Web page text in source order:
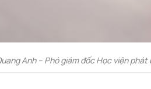
Anh – Phó giám đốc Học viện